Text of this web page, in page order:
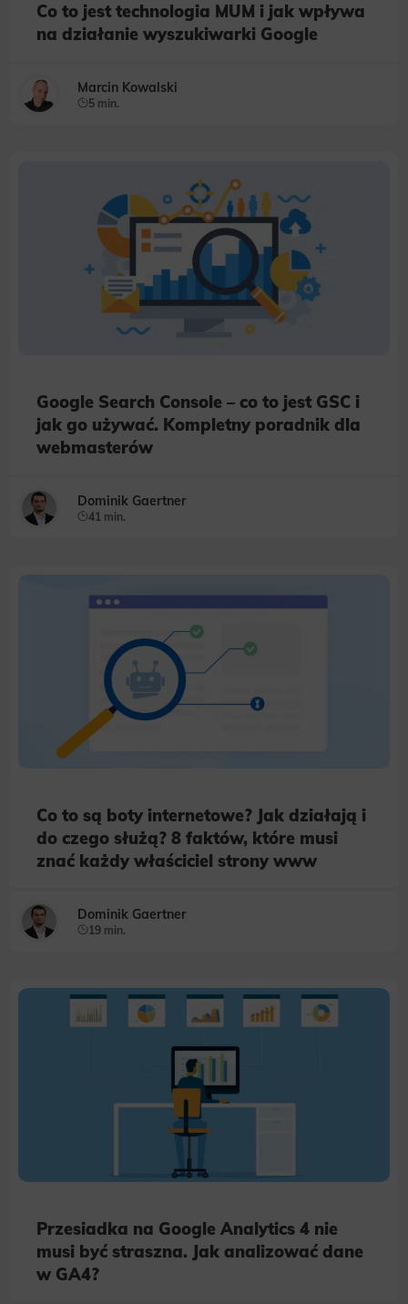
Co to jest technologia MUM i jak wpływa
na działanie wyszukiwarki Google
Marcin Kowalski
5 min.
Google Search Console – co to jest GSC i
jak go używać. Kompletny poradnik dla
webmasterów
Dominik Gaertner
41 min.
Co to są boty internetowe? Jak działają i
do czego służą? 8 faktów, które musi
znać każdy właściciel strony www
Dominik Gaertner
19 min.
Przesiadka na Google Analytics 4 nie
musi być straszna. Jak analizować dane
w GA4?